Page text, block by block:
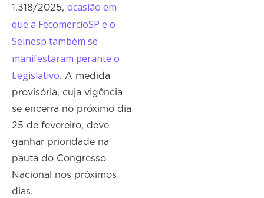
1.318/2025,ocasião em
que a FecomercioSP e o
Seinesp também se
manifestaram perante o
Legislativo. A medida
provisória, cuja vigência
se encerra no próximo dia
25 de fevereiro, deve
ganhar prioridade na
pauta do Congresso
Nacional nos próximos
dias.